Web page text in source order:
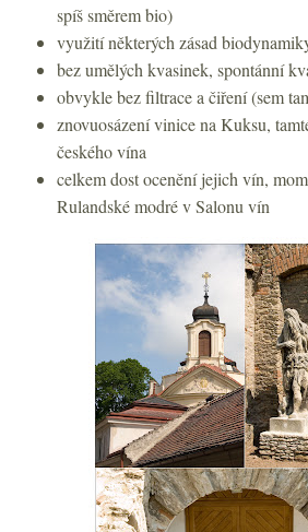
spíš směrem bio)
využití některých zásad
bez umělých kvasinek, spontánní
obvykle bez filtrace a čiření (sem
znovuosázení vinice na Kuksu,
českého vína
celkem dost ocenění jejich vín,
Rulandské modré v Salonu vín